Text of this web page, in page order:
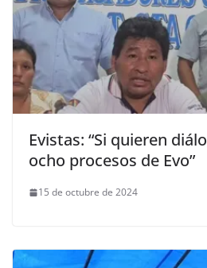
Evistas: “Si quieren
ocho procesos de Evo”
15 de octubre de 2024